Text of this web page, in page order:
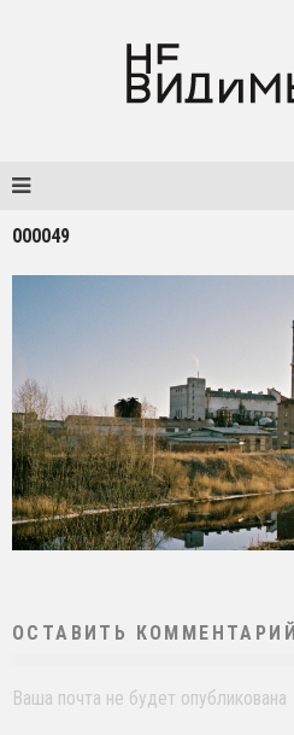
000049
ОСТАВИТЬ КОММЕНТАРИЙ
Ваша почта не будет опубликована